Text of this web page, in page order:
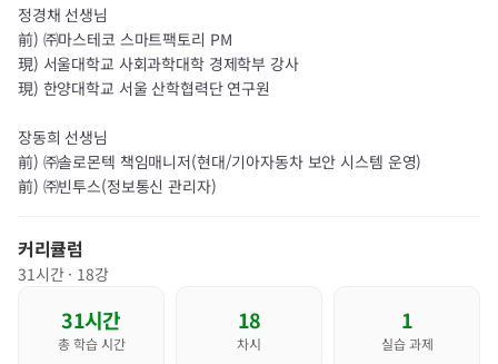
정경채 선생님
前) ㈜마스테코 스마트팩토리 PM
現) 서울대학교 사회과학대학 경제학부 강사
現) 한양대학교 서울 산학협력단 연구원
장동희 선생님
前) ㈜솔로몬텍 책임매니저(현대/기아자동차 보안 시스템 운영)
前) ㈜빈투스(정보통신 관리자)
커리큘럼
31시간 · 18강
31시간
총 학습 시간
18
차시
1
실습 과제